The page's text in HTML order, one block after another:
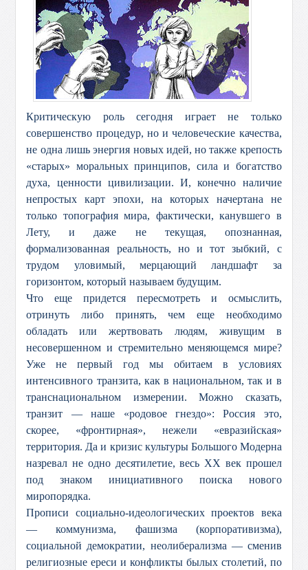
Критическую роль сегодня играет не только
совершенство процедур, но и человеческие качества,
не одна лишь энергия новых идей, но также крепость
«старых» моральных принципов, сила и богатство
духа, ценности цивилизации. И, конечно наличие
непростых карт эпохи, на которых начертана не
только топография мира, фактически, канувшего в
Лету, и даже не текущая, опознанная,
формализованная реальность, но и тот зыбкий, с
трудом уловимый, мерцающий ландшафт за
горизонтом, который называем будущим.
Что еще придется пересмотреть и осмыслить,
отринуть либо принять, чем еще необходимо
обладать или жертвовать людям, живущим в
несовершенном и стремительно меняющемся мире?
Уже не первый год мы обитаем в условиях
интенсивного транзита, как в национальном, так и в
транснациональном измерении. Можно сказать,
транзит — наше «родовое гнездо»: Россия это,
скорее, «фронтирная», нежели «евразийская»
территория. Да и кризис культуры Большого Модерна
назревал не одно десятилетие, весь ХХ век прошел
под знаком инициативного поиска нового
миропорядка.
Прописи социально-идеологических проектов века
— коммунизма, фашизма (корпоративизма),
социальной демократии, неолиберализма — сменив
религиозные ереси и конфликты былых столетий, по